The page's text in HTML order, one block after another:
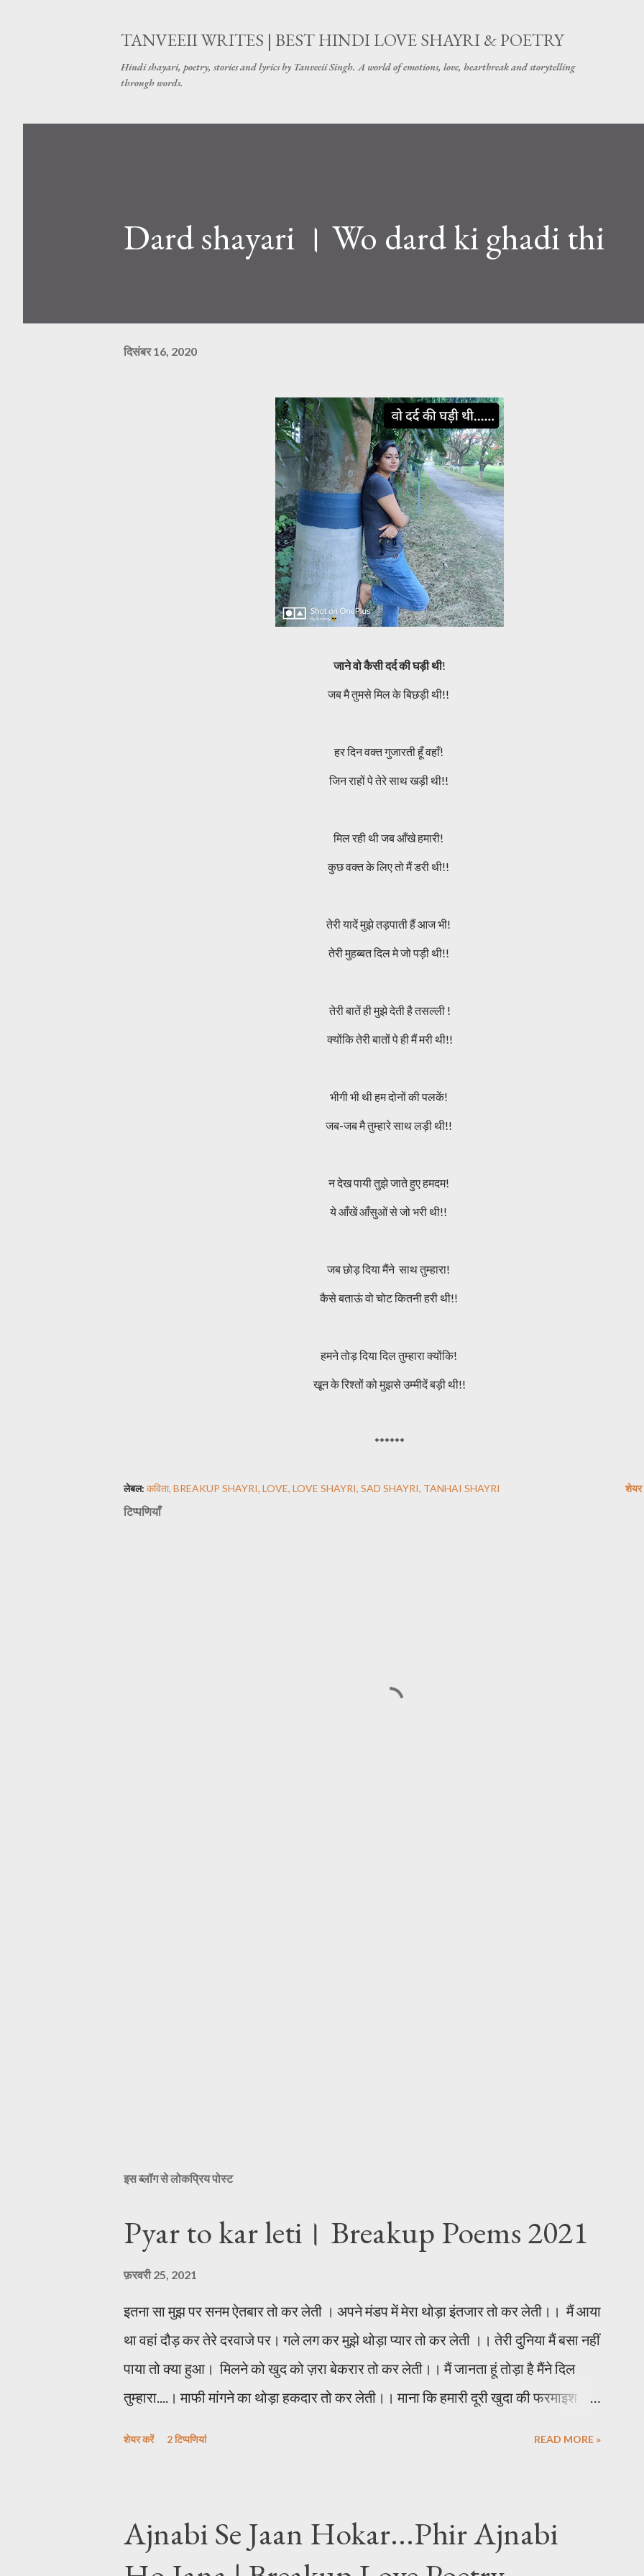
TANVEEII WRITES | BEST HINDI LOVE SHAYRI & POETRY
Hindi shayari, poetry, stories and lyrics by Tanveeii Singh. A world of emotions, love, heartbreak and storytelling
through words.
Dard shayari । Wo dard ki ghadi thi
दिसंबर 16, 2020
जाने वो कैसी दर्द की घड़ी थी!
जब मै तुमसे मिल के बिछड़ी थी!!
हर दिन वक्त गुजारती हूँ वहाँ!
जिन राहों पे तेरे साथ खड़ी थी!!
मिल रही थी जब आँखे हमारी!
कुछ वक्त के लिए तो मैं डरी थी!!
तेरी यादें मुझे तड़पाती हैं आज भी!
तेरी मुहब्बत दिल मे जो पड़ी थी!!
तेरी बातें ही मुझे देती है तसल्ली !
क्योंकि तेरी बातों पे ही मैं मरी थी!!
भीगी भी थी हम दोनों की पलकें!
जब-जब मै तुम्हारे साथ लड़ी थी!!
न देख पायी तुझे जाते हुए हमदम!
ये आँखें आँसुओं से जो भरी थी!!
जब छोड़ दिया मैंने साथ तुम्हारा!
कैसे बताऊं वो चोट कितनी हरी थी!!
हमने तोड़ दिया दिल तुम्हारा क्योंकि!
खून के रिश्तों को मुझसे उम्मीदें बड़ी थी!!
******
लेबल: कविता BREAKUP SHAYRI LOVE LOVE SHAYRI SAD SHAYRI TANHAI SHAYRI शेयर
टिप्पणियाँ
इस ब्लॉग से लोकप्रिय पोस्ट
Pyar to kar leti। Breakup Poems 2021
फ़रवरी 25, 2021
इतना सा मुझ पर सनम ऐतबार तो कर लेती । अपने मंडप में मेरा थोड़ा इंतजार तो कर लेती।। मैं आया
था वहां दौड़ कर तेरे दरवाजे पर। गले लग कर मुझे थोड़ा प्यार तो कर लेती ।। तेरी दुनिया मैं बसा नहीं
पाया तो क्या हुआ। मिलने को खुद को ज़रा बेकरार तो कर लेती।। मैं जानता हूं तोड़ा है मैंने दिल
तुम्हारा....। माफी मांगने का थोड़ा हकदार तो कर लेती।। माना कि हमारी दूरी खुदा की फरमाइश
शेयर करें 2 टिप्पणियां READ MORE »
Ajnabi Se Jaan Hokar...Phir Ajnabi